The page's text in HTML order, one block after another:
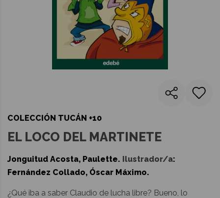
COLECCIÓN TUCÁN +10
EL LOCO DEL MARTINETE
Jonguitud Acosta, Paulette. Ilustrador/a:
Fernández Collado, Óscar Máximo.
¿Qué iba a saber Claudio de lucha libre? Bueno, lo